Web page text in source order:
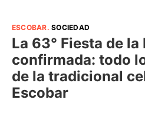
ESCOBAR.SOCIEDAD
La 63° Fiesta de
confirmada: todo
de la tradicional
Escobar